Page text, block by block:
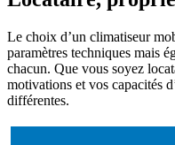
Le choix d’un climatiseur
paramètres techniques mais
chacun. Que vous soyez
motivations et vos capacités
différentes.